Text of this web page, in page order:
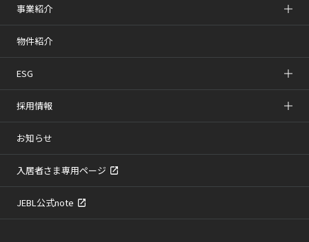
事業紹介
物件紹介
ESG
採用情報
お知らせ
入居者さま専用ページ
JEBL公式note